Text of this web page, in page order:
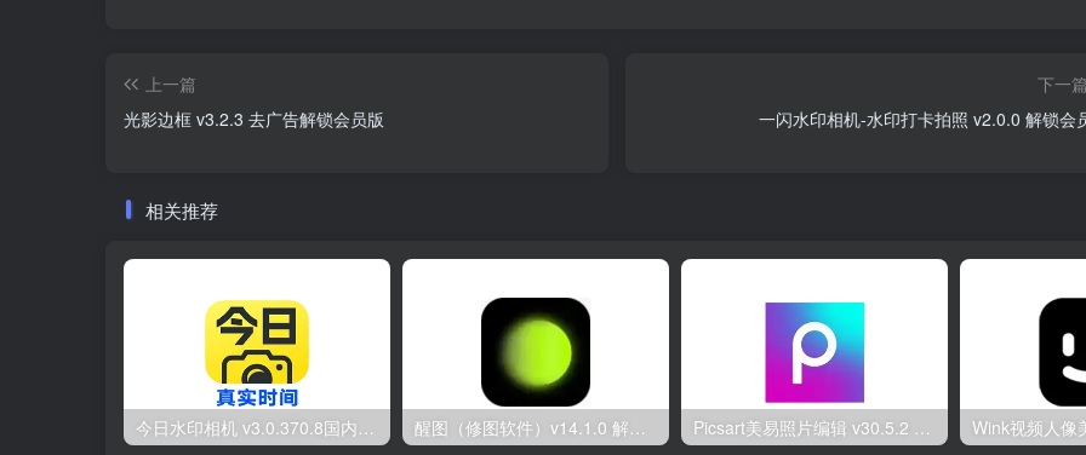
上一篇
光影边框 v3.2.3 去广告解锁会员版
下一
一闪水印相机-水印打卡拍照 v2.0.0 解锁会
相关推荐
今日水印相机 v3.0.370.8国内版 / v10.0.188国际版Timemark 去广告解锁VIP会员版 醒图（修图软件）v14.1.0 解锁Vip会员版